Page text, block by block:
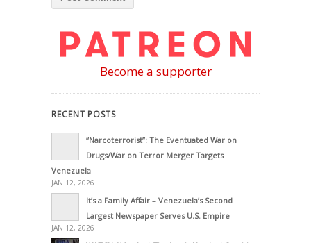
Become a supporter
RECENT POSTS
“Narcoterrorist”: The Eventuated War on
Drugs/War on Terror Merger Targets
Venezuela
JAN 12, 2026
It’s a Family Affair – Venezuela’s Second
Largest Newspaper Serves U.S. Empire
JAN 12, 2026